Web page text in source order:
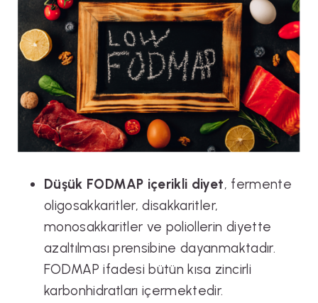
Düşük FODMAP içerikli diyet, fermente
oligosakkaritler, disakkaritler,
monosakkaritler ve poliollerin diyette
azaltılması prensibine dayanmaktadır.
FODMAP ifadesi bütün kısa zincirli
karbonhidratları içermektedir.